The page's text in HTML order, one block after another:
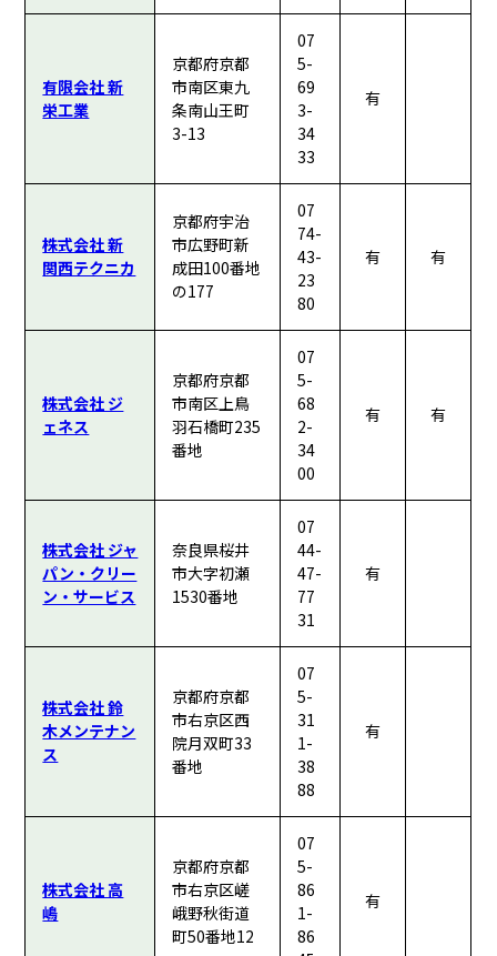
有限会社 新
栄工業
京都府京都
市南区東九
条南山王町
3-13
07
5-
69
3-
34
33
有
株式会社 新
関西テクニカ
京都府宇治
市広野町新
成田100番地
の177
07
74-
43-
23
80
有 有
株式会社 ジ
ェネス
京都府京都
市南区上鳥
羽石橋町235
番地
07
5-
68
2-
34
00
有 有
株式会社 ジャ
パン・クリー
ン・サービス
奈良県桜井
市大字初瀬
1530番地
07
44-
47-
77
31
有
株式会社 鈴
木メンテナン
ス
京都府京都
市右京区西
院月双町33
番地
07
5-
31
1-
38
88
有
株式会社 高
嶋
京都府京都
市右京区嵯
峨野秋街道
町50番地12
07
5-
86
1-
86
有